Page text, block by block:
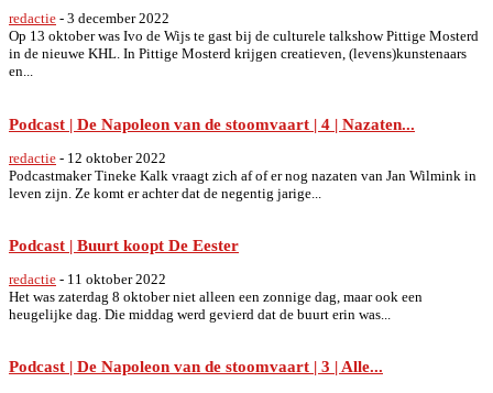
redactie - 3 december 2022
Op 13 oktober was Ivo de Wijs te gast bij de culturele talkshow Pittige Mosterd
in de nieuwe KHL. In Pittige Mosterd krijgen creatieven, (levens)kunstenaars
en...
Podcast | De Napoleon van de stoomvaart | 4 | Nazaten...
redactie - 12 oktober 2022
Podcastmaker Tineke Kalk vraagt zich af of er nog nazaten van Jan Wilmink in
leven zijn. Ze komt er achter dat de negentig jarige...
Podcast | Buurt koopt De Eester
redactie - 11 oktober 2022
Het was zaterdag 8 oktober niet alleen een zonnige dag, maar ook een
heugelijke dag. Die middag werd gevierd dat de buurt erin was...
Podcast | De Napoleon van de stoomvaart | 3 | Alle...